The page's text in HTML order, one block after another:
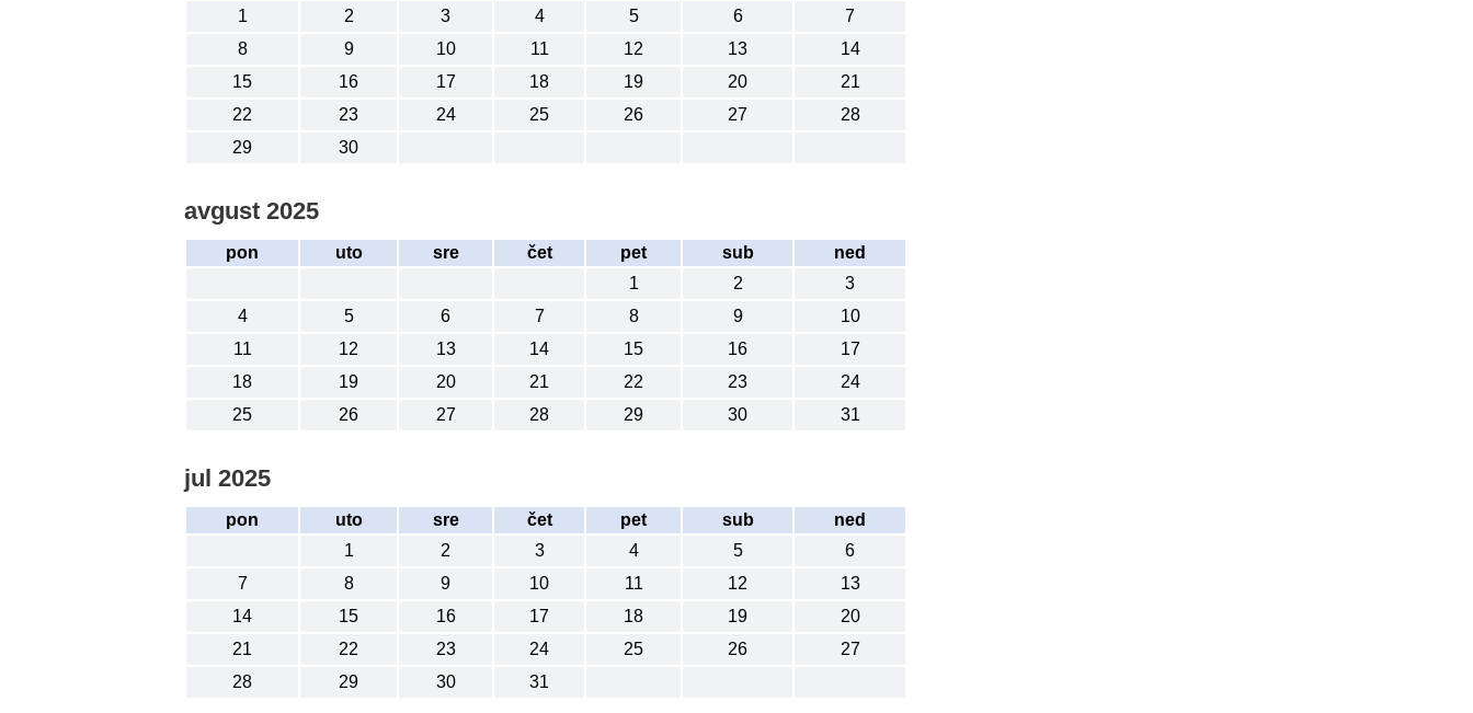
1
2 3 4 5 6
7
8
9 10 11 12 13
14
15
16 17 18 19 20
21
22
23 24 25 26 27
28
29
30
avgust 2025
pon uto sre čet pet sub
ned
1
2
3
4
5 6 7 8 9
10
11
12 13 14 15 16
17
18
19 20 21 22 23
24
25
26 27 28 29 30 31
jul 2025
pon uto sre čet pet sub
ned
1
2 3 4 5
6
7
8 9 10 11 12
13
14
15 16 17 18 19
20
21
22 23 24 25 26
27
28
29 30 31